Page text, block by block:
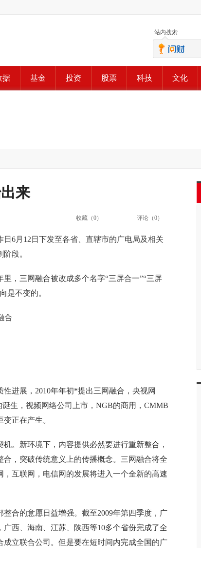
站内搜索
据 基金 投资 股票 科技 文化
来
评论（0）
收藏（0）
日6月12日下发至各省、直辖市的广电局及相关
段。
，三网融合被改成多个名字“三屏合一”“三屏
是不变的。
进展，2010年年初*提出三网融合，央视网
生，视频网络公司上市，NGB的商用，CMMB
正在产生。
。新环境下，内容提供必然要进行重新整合，
，突破传统意义上的传播概念。三网融合将全
互联网，电信网的发展将进入一个全新的高速
合的意愿日益增强。截至2009年第四季度，广
西、海南、江苏、陕西等10多个省份完成了全
立联合公司。但是要在短时间内完成全国的广